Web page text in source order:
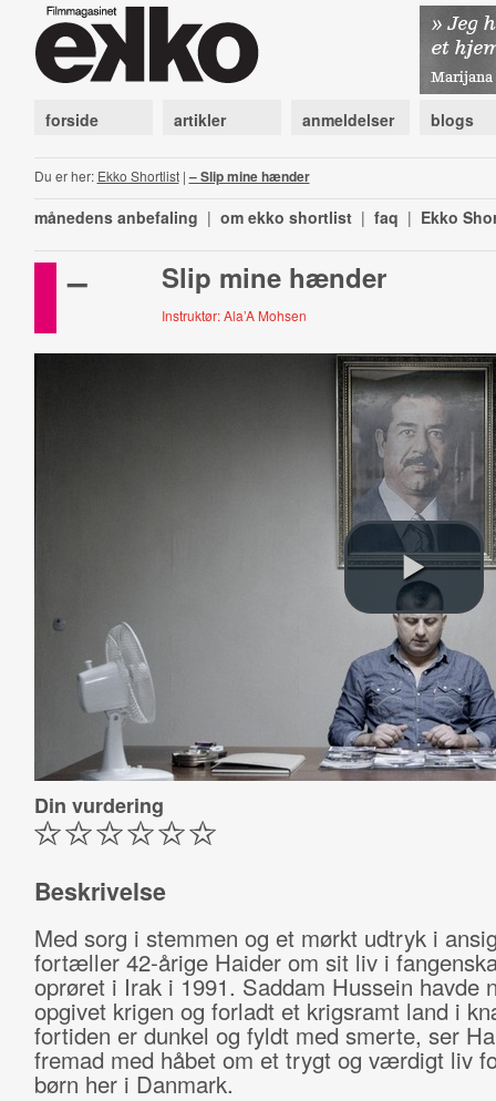
forside artikler anmeldelser blogs
Du er her: Ekko Shortlist| – Slip mine hænder
månedens anbefaling | om ekko shortlist | faq | Ekko
– Slip mine hænder
Instruktør: Ala’A Mohsen
Din vurdering
Beskrivelse
Med sorg i stemmen og et mørkt udtryk i
fortæller 42-årige Haider om sit liv i
oprøret i Irak i 1991. Saddam Hussein havde
opgivet krigen og forladt et krigsramt land i
fortiden er dunkel og fyldt med smerte, ser
fremad med håbet om et trygt og værdigt liv
børn her i Danmark.